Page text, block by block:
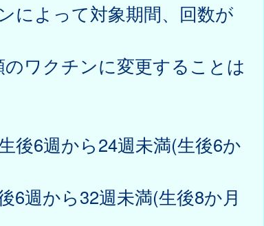
によって対象期間、回数が
ワクチンに変更することは
後6週から24週未満(生後6か
6週から32週未満(生後8か月